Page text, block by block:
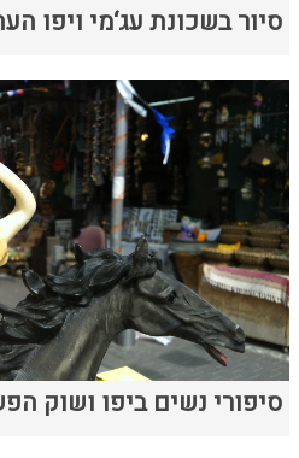
סיור בשכונת עג‘מי ויפו
סיפורי נשים ביפו ושוק